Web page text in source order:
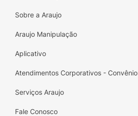
Sobre a Araujo
Araujo Manipulação
Aplicativo
Atendimentos Corporativos - Convênio
Serviços Araujo
Fale Conosco